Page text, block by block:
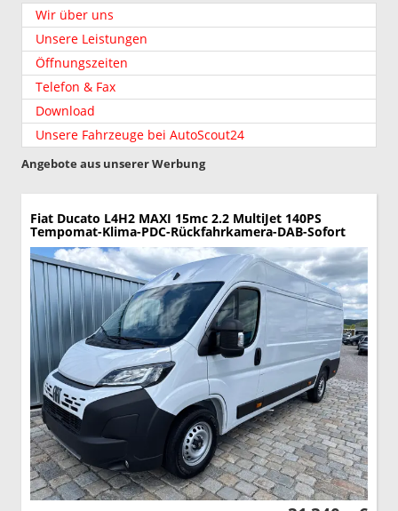
Wir über uns
Unsere Leistungen
Öffnungszeiten
Telefon & Fax
Download
Unsere Fahrzeuge bei AutoScout24
Angebote aus unserer Werbung
Fiat Ducato L4H2 MAXI 15mc 2.2 MultiJet 140PS
Tempomat-Klima-PDC-Rückfahrkamera-DAB-Sofort